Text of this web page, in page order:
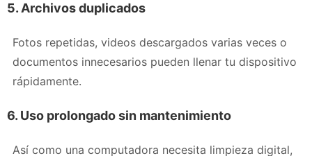
5. Archivos duplicados
Fotos repetidas, videos descargados varias veces o
documentos innecesarios pueden llenar tu dispositivo
rápidamente.
6. Uso prolongado sin mantenimiento
Así como una computadora necesita limpieza digital,